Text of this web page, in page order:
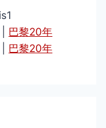
巴黎20年
巴黎20年